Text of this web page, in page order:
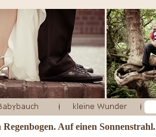
Auf einen Sonnenstrahl.